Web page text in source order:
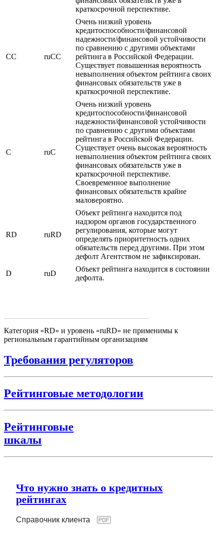
краткосрочной перспективе.
CC ruCC
Очень низкий уровень
кредитоспособности/финансовой
надежности/финансовой устойчивости
по сравнению с другими объектами
рейтинга в Российской Федерации.
Существует повышенная вероятность
невыполнения объектом рейтинга своих
финансовых обязательств уже в
краткосрочной перспективе.
C ruC
Очень низкий уровень
кредитоспособности/финансовой
надежности/финансовой устойчивости
по сравнению с другими объектами
рейтинга в Российской Федерации.
Существует очень высокая вероятность
невыполнения объектом рейтинга своих
финансовых обязательств уже в
краткосрочной перспективе.
Своевременное выполнение
финансовых обязательств крайне
маловероятно.
RD ruRD
Объект рейтинга находится под
надзором органов государственного
регулирования, которые могут
определять приоритетность одних
обязательств перед другими. При этом
дефолт Агентством не зафиксирован.
D ruD
Объект рейтинга находится в состоянии
дефолта.
Категория «RD» и уровень «ruRD» не применимы к
региональным гарантийным организациям
Требования регуляторов
Рейтинговые методологии
Рейтинговые
шкалы
Что нужно знать о кредитных
рейтингах
Справочник клиента